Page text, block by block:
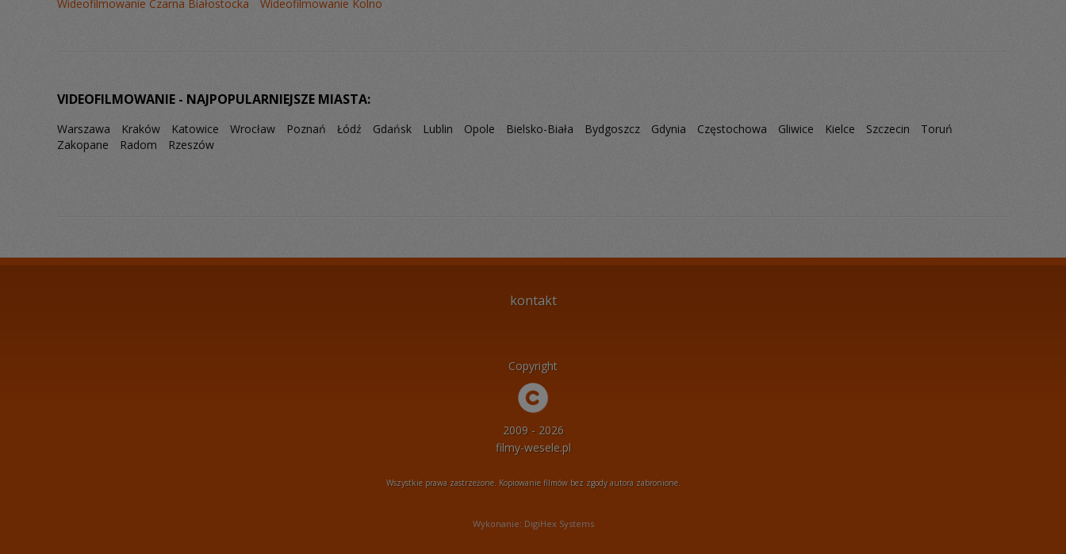
Wideofilmowanie Czarna Białostocka
Wideofilmowanie Kolno
VIDEOFILMOWANIE - NAJPOPULARNIEJSZE MIASTA:
Warszawa Kraków Katowice Wrocław Poznań Łódź Gdańsk Lublin Opole Bielsko-Biała Bydgoszcz Gdynia Częstochowa Gliwice Kielce Szczecin
Toruń
Zakopane
Radom Rzeszów
kontakt
Copyright
2009 - 2026
filmy-wesele.pl
Wszystkie prawa zastrzeżone. Kopiowanie filmów bez zgody autora zabronione.
Wykonanie: DigiHex Systems